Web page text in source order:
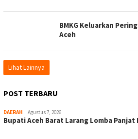
BMKG Keluarkan
Aceh
Lihat Lainnya
POST TERBARU
DAERAH Agustus 7, 2026
Bupati Aceh Barat Larang Lomba